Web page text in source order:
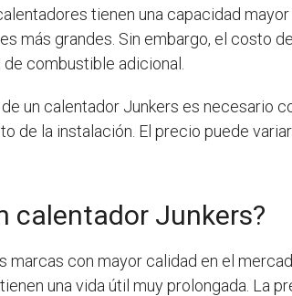
tienen una capacidad
más grandes. Sin embargo, el costo
combustible adicional.
un calentador Junkers es necesario
de la instalación. El precio puede
calentador Junkers?
marcas con mayor calidad en el
una vida útil muy prolongada. La